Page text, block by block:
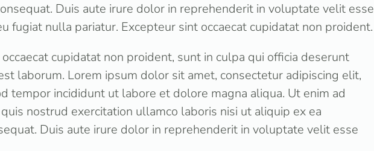
Duis aute irure dolor in reprehenderit in voluptate velit esse
fugiat nulla pariatur. Excepteur sint occaecat cupidatat non proident.
cupidatat non proident, sunt in culpa qui officia deserunt
laborum. Lorem ipsum dolor sit amet, consectetur adipiscing elit,
tempor incididunt ut labore et dolore magna aliqua. Ut enim ad
nostrud exercitation ullamco laboris nisi ut aliquip ex ea
Duis aute irure dolor in reprehenderit in voluptate velit esse